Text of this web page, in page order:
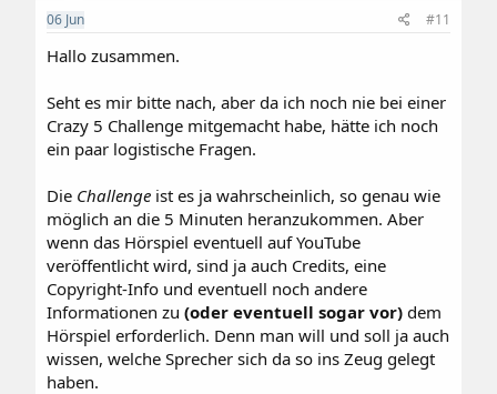
06 Jun #11
Hallo zusammen.
Seht es mir bitte nach, aber da ich noch nie bei einer
Crazy 5 Challenge mitgemacht habe, hätte ich noch
ein paar logistische Fragen.
Die Challenge ist es ja wahrscheinlich, so genau wie
möglich an die 5 Minuten heranzukommen. Aber
wenn das Hörspiel eventuell auf YouTube
veröffentlicht wird, sind ja auch Credits, eine
Copyright-Info und eventuell noch andere
Informationen zu (oder eventuell sogar vor)dem
Hörspiel erforderlich. Denn man will und soll ja auch
wissen, welche Sprecher sich da so ins Zeug gelegt
haben.